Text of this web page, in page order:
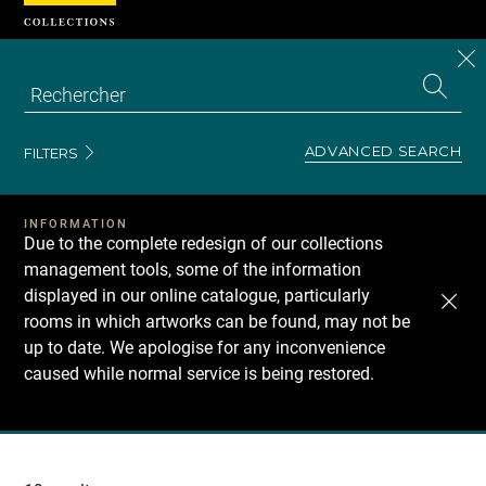
FILTERS ADVANCED SEARCH
INFORMATION
Due to the complete redesign of our collections
management tools, some of the information
displayed in our online catalogue, particularly
rooms in which artworks can be found, may not be
up to date. We apologise for any inconvenience
caused while normal service is being restored.
Recherche
Cookies management panel